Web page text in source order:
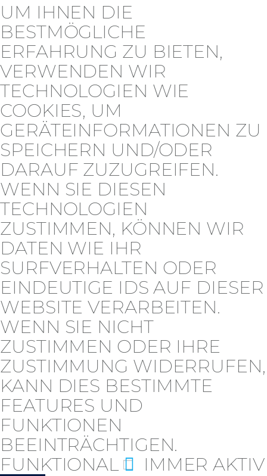
UM IHNEN DIE
BESTMÖGLICHE
ERFAHRUNG ZU BIETEN,
VERWENDEN WIR
TECHNOLOGIEN WIE
COOKIES, UM
GERÄTEINFORMATIONEN ZU
SPEICHERN UND/ODER
DARAUF ZUZUGREIFEN.
WENN SIE DIESEN
TECHNOLOGIEN
ZUSTIMMEN, KÖNNEN WIR
DATEN WIE IHR
SURFVERHALTEN ODER
EINDEUTIGE IDS AUF DIESER
WEBSITE VERARBEITEN.
WENN SIE NICHT
ZUSTIMMEN ODER IHRE
ZUSTIMMUNG WIDERRUFEN,
KANN DIES BESTIMMTE
FEATURES UND
FUNKTIONEN
BEEINTRÄCHTIGEN.
FUNKTIONAL
FUNKTIONAL
IMMER AKTIV